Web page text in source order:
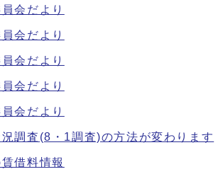
会だより
会だより
会だより
会だより
会だより
調査(8・1調査)の方法が変わります
借料情報